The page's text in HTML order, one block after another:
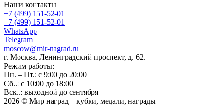
Наши контакты
+7 (499) 151-52-01
+7 (499) 151-52-01
WhatsApp
Telegram
moscow@mir-nagrad.ru
г. Москва, Ленинградский проспект, д. 62.
Режим работы:
Пн. – Пт.: с 9:00 до 20:00
Сб..: с 10:00 до 18:00
Вск..: выходной до сентября
2026 © Мир наград – кубки, медали, награды